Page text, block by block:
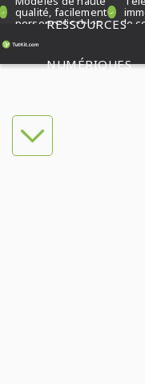
qualité, facilement
personnalisables le
RESSOURCES
NUMÉRIQUES